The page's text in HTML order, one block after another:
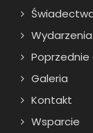
Wydarzenia
Poprzednie
Galeria
Kontakt
Wsparcie